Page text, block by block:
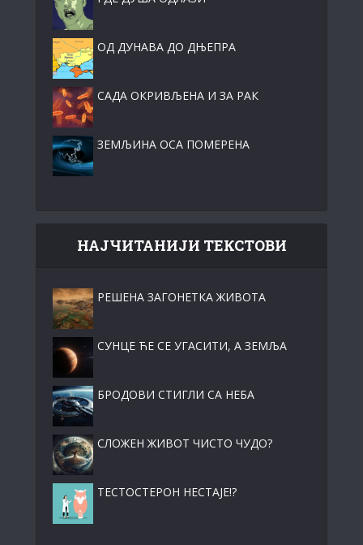
ОД ДУНАВА ДО ДЊЕПРА
САДА ОКРИВЉЕНА И ЗА РАК
ЗЕМЉИНА ОСА ПОМЕРЕНА
НАЈЧИТАНИЈИ ТЕКСТОВИ
РЕШЕНА ЗАГОНЕТКА ЖИВОТА
СУНЦЕ ЋЕ СЕ УГАСИТИ, А ЗЕМЉА
БРОДОВИ СТИГЛИ СА НЕБА
СЛОЖЕН ЖИВОТ ЧИСТО ЧУДО?
ТЕСТОСТЕРОН НЕСТАЈЕ!?